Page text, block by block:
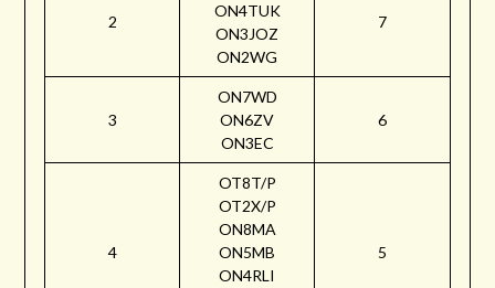
2
ON4TUK
ON3JOZ
ON2WG
7
3
ON7WD
ON6ZV
ON3EC
6
4
OT8T/P
OT2X/P
ON8MA
ON5MB
ON4RLI
5